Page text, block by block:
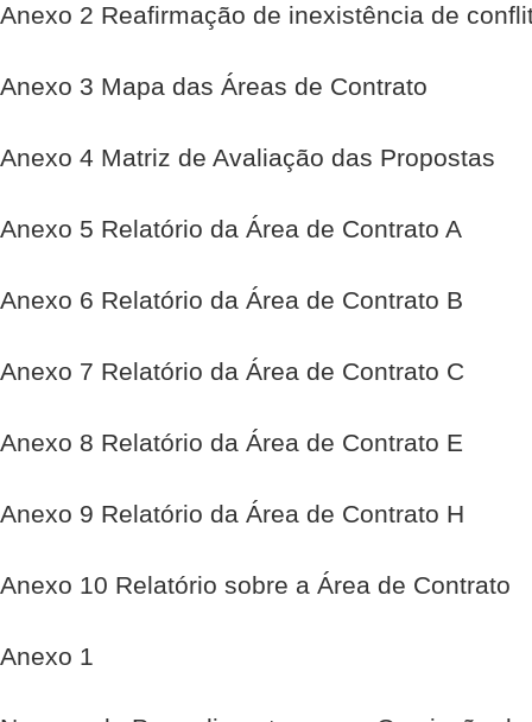
Anexo 2 Reafirmação de inexistência de
Anexo 3 Mapa das Áreas de Contrato
Anexo 4 Matriz de Avaliação das Propostas
Anexo 5 Relatório da Área de Contrato A
Anexo 6 Relatório da Área de Contrato B
Anexo 7 Relatório da Área de Contrato C
Anexo 8 Relatório da Área de Contrato E
Anexo 9 Relatório da Área de Contrato H
Anexo 10 Relatório sobre a Área de Contrato
Anexo 1